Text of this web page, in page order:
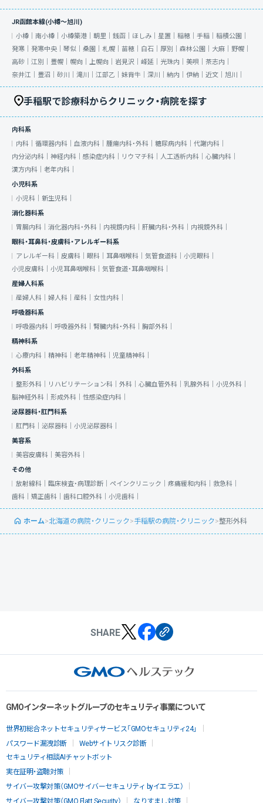
JR函館本線(小樽～旭川)
小樽｜ 南小樽｜ 小樽築港｜ 朝里｜ 銭函｜ ほしみ｜ 星置｜ 稲穂｜ 手稲｜ 稲積公園｜
発寒｜ 発寒中央｜ 琴似｜ 桑園｜ 札幌｜ 苗穂｜ 白石｜ 厚別｜ 森林公園｜ 大麻｜ 野幌｜
高砂｜ 江別｜ 豊幌｜ 幌向｜ 上幌向｜ 岩見沢｜ 峰延｜ 光珠内｜ 美唄｜ 茶志内｜
奈井江｜ 豊沼｜ 砂川｜ 滝川｜ 江部乙｜ 妹背牛｜ 深川｜ 納内｜ 伊納｜ 近文｜ 旭川｜
手稲駅で診療科からクリニック・病院を探す
内科系
内科｜ 循環器内科｜ 血液内科｜ 腫瘍内科・外科｜ 糖尿病内科｜ 代謝内科｜
内分泌内科｜ 神経内科｜ 感染症内科｜ リウマチ科｜ 人工透析内科｜ 心臓内科｜
漢方内科｜ 老年内科｜
小児科系
小児科｜ 新生児科｜
消化器科系
胃腸内科｜ 消化器内科・外科｜ 内視鏡内科｜ 肝臓内科・外科｜ 内視鏡外科｜
眼科・耳鼻科・皮膚科・アレルギー科系
アレルギー科｜ 皮膚科｜ 眼科｜ 耳鼻咽喉科｜ 気管食道科｜ 小児眼科｜
小児皮膚科｜ 小児耳鼻咽喉科｜ 気管食道・耳鼻咽喉科｜
産婦人科系
産婦人科｜ 婦人科｜ 産科｜ 女性内科｜
呼吸器科系
呼吸器内科｜ 呼吸器外科｜ 腎臓内科・外科｜ 胸部外科｜
精神科系
心療内科｜ 精神科｜ 老年精神科｜ 児童精神科｜
外科系
整形外科｜
リハビリテーション科｜ 外科｜ 心臓血管外科｜ 乳腺外科｜ 小児外科｜
脳神経外科｜ 形成外科｜ 性感染症内科｜
泌尿器科・肛門科系
肛門科｜ 泌尿器科｜ 小児泌尿器科｜
美容系
美容皮膚科｜ 美容外科｜
その他
放射線科｜ 臨床検査・病理診断｜ ペインクリニック｜ 疼痛緩和内科｜ 救急科｜
歯科｜ 矯正歯科｜ 歯科口腔外科｜ 小児歯科｜
ホーム>北海道の病院・クリニック>手稲駅の病院・クリニック>整形外科
SHARE
GMOインターネットグループのセキュリティ事業について
世界初総合ネットセキュリティサービス「GMOセキュリティ24」
パスワード漏洩診断
Webサイトリスク診断
セキュリティ相談AIチャットボット
実在証明・盗聴対策
サイバー攻撃対策（GMOサイバーセキュリティ byイエラエ）
サイバー攻撃対策（GMO Flatt Security）
なりすまし対策